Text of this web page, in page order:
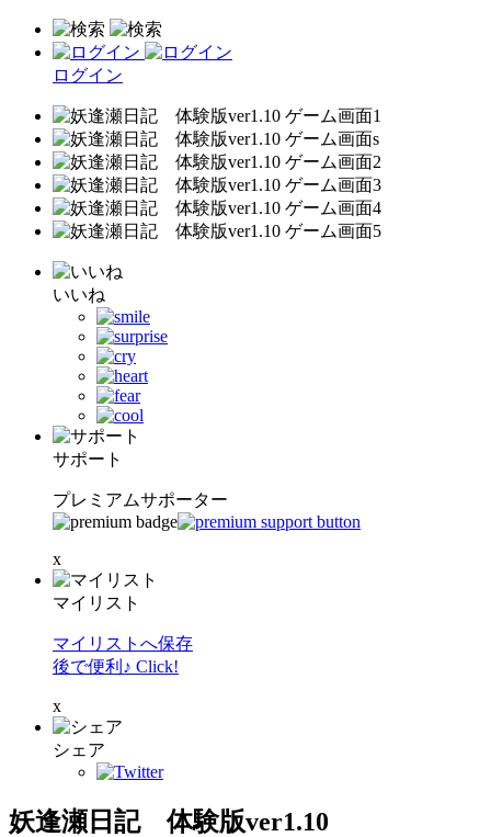
ログイン
いいね
サポート
プレミアムサポーター
x
マイリスト
マイリストへ保存
後で便利♪ Click!
x
シェア
妖逢瀬日記 体験版ver1.10